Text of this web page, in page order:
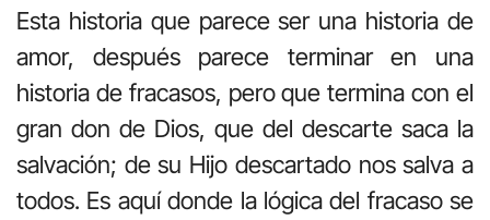
Esta historia que parece ser una historia de
amor, después parece terminar en una
historia de fracasos, pero que termina con el
gran don de Dios, que del descarte saca la
salvación; de su Hijo descartado nos salva a
todos. Es aquí donde la lógica del fracaso se